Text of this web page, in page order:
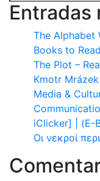
Entradas
The Alphabet
Books to Read
The Plot –
Kmotr
Media &
iClicker] | (E-
Οι νεκροί